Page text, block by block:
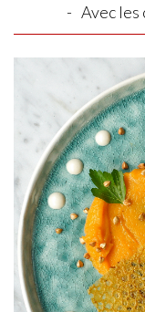
Avec les